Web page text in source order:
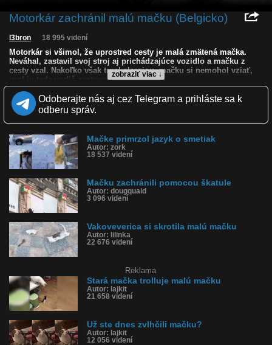
Motorkár zachránil malú mačku (Belgicko)
zobraziť viac ↓
l3bron 18 995 videní
Motorkár si všimol, že uprostred cesty je malá zmätená mačka.
Neváhal, zastavil svoj stroj aj prichádzajúce vozidlo a mačku z
cesty vzal. Nakoľko však trpel alergiou, mačku si nemohol vziať,
vzal ju teda vodič zastaveného auta.
Kvalita: Full HD HD NQ
LQ
Zverejnené: 5.9.2019 14:27
Komentárov: 32
Dľžka: 1:39
Kategória: zvieratká
Tagy: mačka, cica, záchrana mačky, mačka na ceste, malá mačka,
motorkár, zachránil mačku, belgicko
História sledovanosti videa:
Odoberajte nás aj cez Telegram a prihláste sa k
odberu správ.
Mačke primrzol jazyk o smetiak
Autor: zork
18 537 videní
Mačku zachránili pomocou škatule
Autor: dougquaid
3 096 videní
Vakoveverica si skrotila malú mačku
Autor: lilinka
22 676 videní
Reklama
Stará mačka trolluje malú mačku
Autor: lajkit
21 658 videní
Už ste dnes zvlhčili mačku?
Autor: lajkit
12 056 videní